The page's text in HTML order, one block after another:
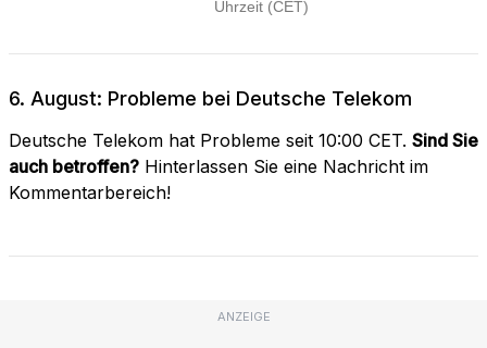
6. August: Probleme bei Deutsche Telekom
Deutsche Telekom hat Probleme seit 10:00 CET. Sind Sie
auch betroffen? Hinterlassen Sie eine Nachricht im
Kommentarbereich!
ANZEIGE